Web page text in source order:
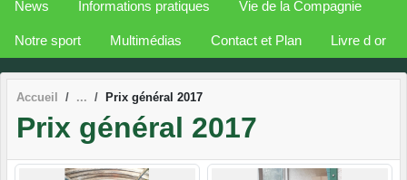
News Informations pratiques Vie de la Compagnie
Notre sport Multimédias Contact et Plan Livre d or
Accueil Prix général 2017
Prix général 2017